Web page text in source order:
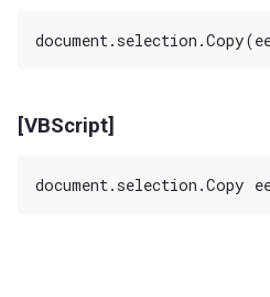
[VBScript]